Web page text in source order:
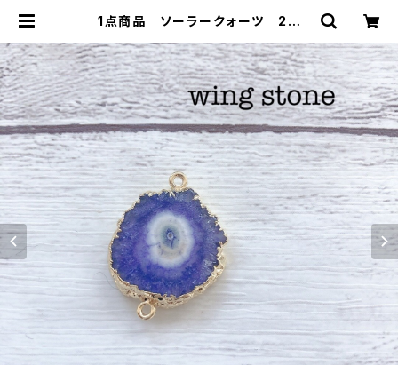
1点商品 ソーラークォーツ 2カ
ングストーン